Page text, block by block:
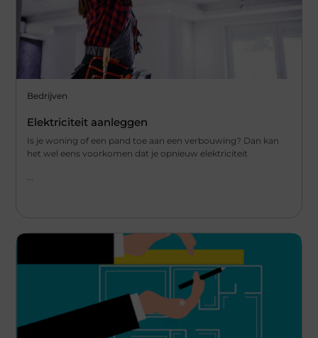
Bedrijven
Elektriciteit aanleggen
Is je woning of een pand toe aan een verbouwing? Dan kan
het wel eens voorkomen dat je opnieuw elektriciteit